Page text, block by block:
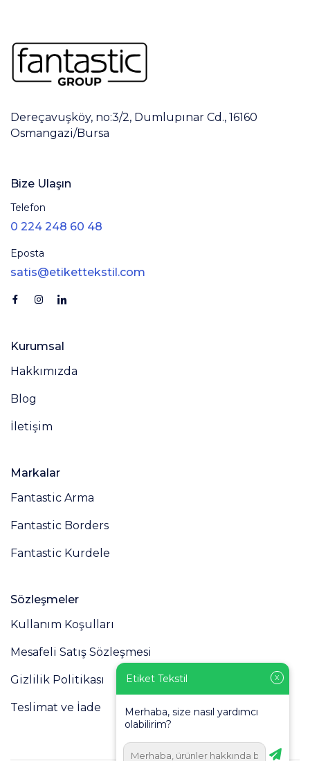
Dereçavuşköy, no:3/2, Dumlupınar Cd., 16160
Osmangazi/Bursa
Bize Ulaşın
Telefon
0 224 248 60 48
Eposta
satis@etikettekstil.com
Kurumsal
Hakkımızda
Blog
İletişim
Markalar
Fantastic Arma
Fantastic Borders
Fantastic Kurdele
Sözleşmeler
Kullanım Koşulları
Mesafeli Satış Sözleşmesi
Gizlilik Politikası
Teslimat ve İade
X
Etiket Tekstil
Merhaba, size nasıl yardımcı
olabilirim?